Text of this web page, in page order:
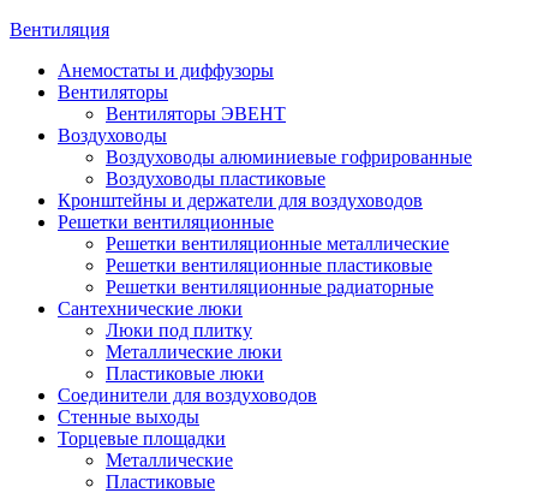
Вентиляция
Анемостаты и диффузоры
Вентиляторы
Вентиляторы ЭВЕНТ
Воздуховоды
Воздуховоды алюминиевые гофрированные
Воздуховоды пластиковые
Кронштейны и держатели для воздуховодов
Решетки вентиляционные
Решетки вентиляционные металлические
Решетки вентиляционные пластиковые
Решетки вентиляционные радиаторные
Сантехнические люки
Люки под плитку
Металлические люки
Пластиковые люки
Соединители для воздуховодов
Стенные выходы
Торцевые площадки
Металлические
Пластиковые